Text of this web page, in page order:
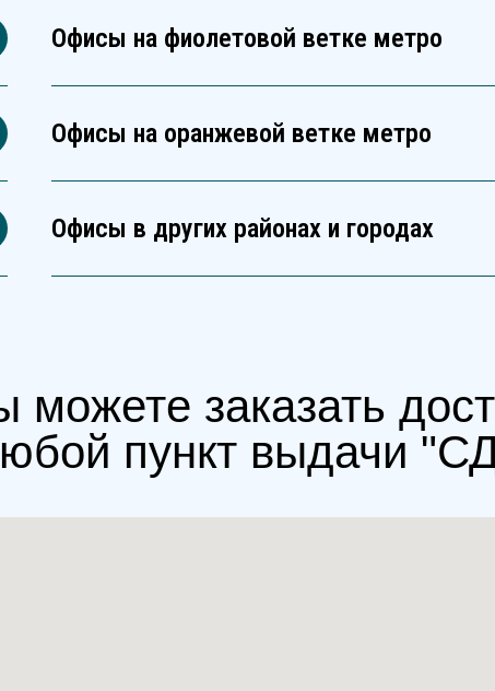
Офисы на фиолетовой ветке метро
Офисы на оранжевой ветке метро
Офисы в других районах и городах
заказать
пункт выдачи